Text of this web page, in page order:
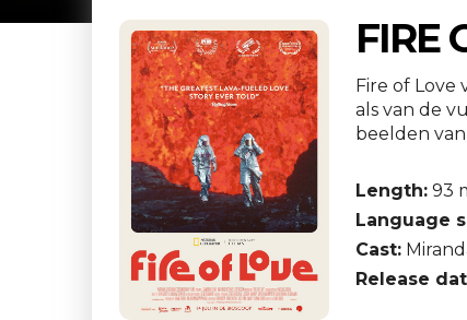
FIRE
Fire of Love
als van de
beelden
Length: 93
Language
Cast:
Release